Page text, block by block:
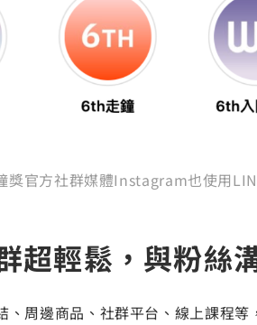
獎官方社群媒體Instagram也使用
超輕鬆，與粉絲
周邊商品、社群平台、線上課程